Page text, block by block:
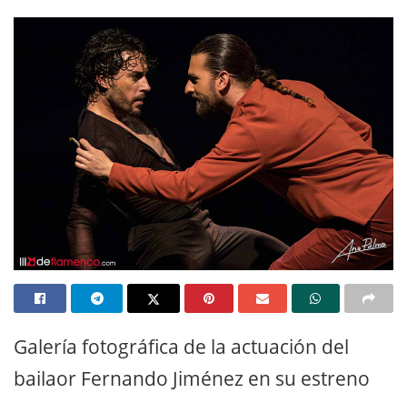
Galería fotográfica de la actuación del
bailaor Fernando Jiménez en su estreno